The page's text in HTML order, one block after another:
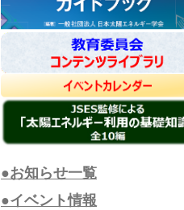
●お知らせ一覧
●イベント情報